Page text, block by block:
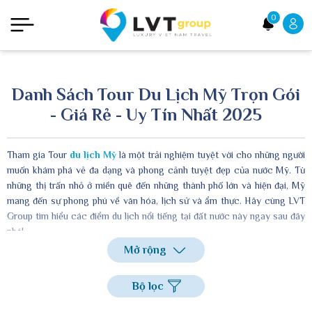
0
Danh Sách Tour Du Lịch Mỹ Trọn Gói
- Giá Rẻ - Uy Tín Nhất 2025
Tham gia Tour du lịch Mỹlà một trải nghiệm tuyệt vời cho những người
muốn khám phá vẻ đa dạng và phong cảnh tuyệt đẹp của nước Mỹ. Từ
những thị trấn nhỏ ở miền quê đến những thành phố lớn và hiện đại, Mỹ
mang đến sự phong phú về văn hóa, lịch sử và ẩm thực. Hãy cùng LVT
Group tìm hiểu các điểm du lịch nổi tiếng tại đất nước này ngay sau đây
nhé!
Mở rộng
Bộ lọc